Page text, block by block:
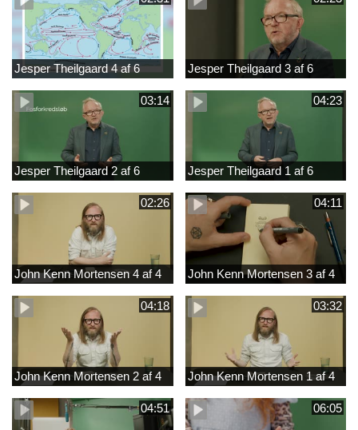
Jesper Theilgaard 4 af 6 Jesper Theilgaard 3 af 6
03:14
Jesper Theilgaard 2 af 6
04:23
Jesper Theilgaard 1 af 6
02:26
John Kenn Mortensen 4 af 4
04:11
John Kenn Mortensen 3 af 4
04:18
John Kenn Mortensen 2 af 4
03:32
John Kenn Mortensen 1 af 4
04:51 06:05